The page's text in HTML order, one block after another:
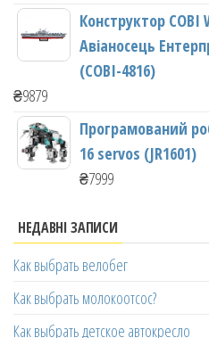
Конструктор
Авіаносець
(COBI-4816)
₴9879
Програмований
16 servos (JR1601)
₴7999
НЕДАВНІ ЗАПИСИ
Как выбрать велобег
Как выбрать молокоотсос?
Как выбрать детское автокресло